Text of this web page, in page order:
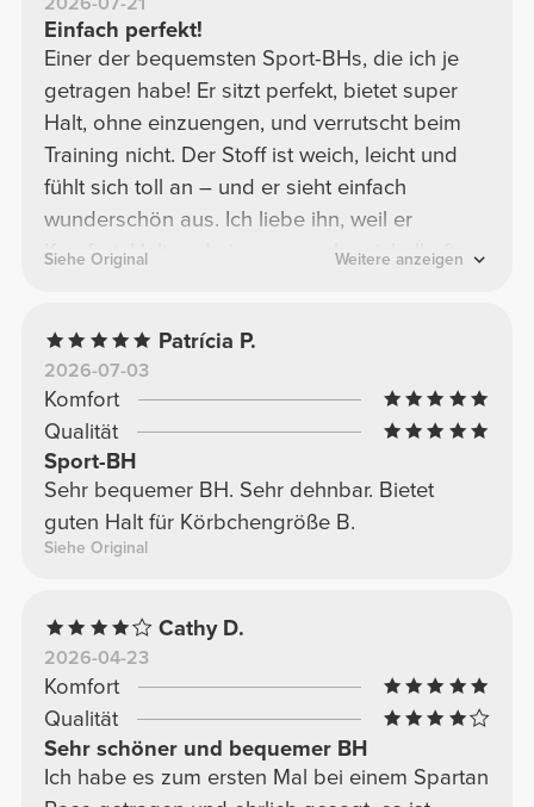
Einfach perfekt!
Einer der bequemsten Sport-BHs, die ich je
getragen habe! Er sitzt perfekt, bietet super
Halt, ohne einzuengen, und verrutscht beim
Training nicht. Der Stoff ist weich, leicht und
fühlt sich toll an – und er sieht einfach
wunderschön aus. Ich liebe ihn, weil er
Komfort, Halt und ein super schmeichelhaftes
Siehe Original Weitere anzeigen
Patrícia P.
2026-07-03
Komfort
Qualität
Sport-BH
Sehr bequemer BH. Sehr dehnbar. Bietet
guten Halt für Körbchengröße B.
Siehe Original
Cathy D.
2026-04-23
Komfort
Qualität
Sehr schöner und bequemer BH
Ich habe es zum ersten Mal bei einem Spartan